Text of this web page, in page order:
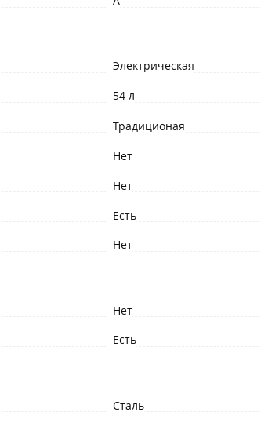
Электрическая
54 л
Традиционая
Нет
Нет
Есть
Нет
Нет
Есть
Сталь